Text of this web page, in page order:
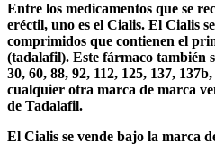
Entre los medicamentos que se
eréctil, uno es el Cialis. El Cialis
comprimidos que contienen el
(tadalafil). Este fármaco también
30, 60, 88, 92, 112, 125, 137,
cualquier otra marca de marca
de Tadalafil.
El Cialis se vende bajo la marca